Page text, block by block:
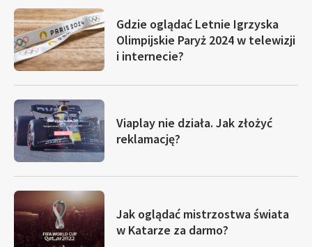
Gdzie oglądać Letnie Igrzyska
Olimpijskie Paryż 2024 w telewizji
i internecie?
Viaplay nie działa. Jak złożyć
reklamację?
Jak oglądać mistrzostwa świata
w Katarze za darmo?